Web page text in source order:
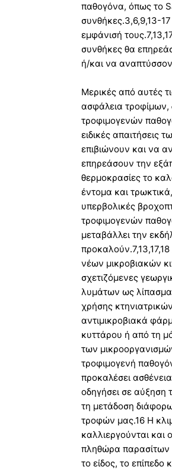
παθογόνα, όπως το
συνθήκες.3,6,9,13-
εμφάνισή
συνθήκες θα
ή/και να
Μερικές από αυτές
ασφάλεια
τροφιμογενών
ειδικές απαιτήσεις
επιβιώνουν και να
επηρεάσουν την
θερμοκρασίες το
έντομα και
υπερβολικές
τροφιμογενών
μεταβάλλει την
νέων μικροβιακών
σχετιζόμενες
λυμάτων ως
χρήσης
αντιμικροβιακά
κυττάρου ή από τη
των
τροφιμογενή
προκαλέσει
οδηγήσει σε αύξηση
τη μετάδοση
τροφών μας.16 Η
καλλιεργούνται
πληθώρα παρασίτων
το είδος, το